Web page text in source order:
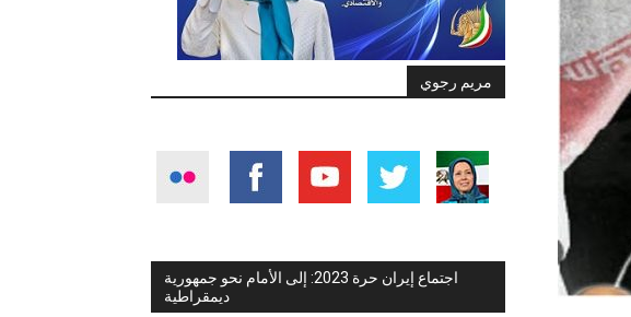
مريم رجوي
اجتماع إيران حرة 2023: إلى الأمام نحو جمهورية
ديمقراطية